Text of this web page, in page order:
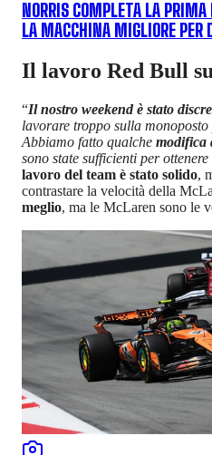
NORRIS COMPLETA LA
LA MACCHINA MIGLIORE PER
Il lavoro Red Bull
“Il nostro weekend è stato
lavorare troppo sulla
Abbiamo fatto qualche modifica
sono state sufficienti per
lavoro del team è stato solido,
contrastare la velocità della
meglio, ma le McLaren sono le